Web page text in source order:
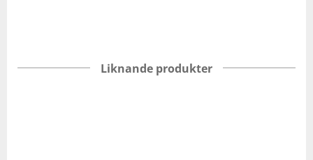
Liknande produkter